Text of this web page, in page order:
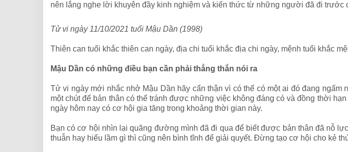
nên lắng nghe lời khuyên đầy kinh nghiệm và kiến thức từ những người đã đi trước
Tử vi ngày 11/10/2021 tuổi Mậu Dần (1998)
Thiên can tuổi khắc thiên can ngày, địa chi tuổi khắc địa chi ngày, mệnh tuổi khắc
Mậu Dần có những điều bạn cần phải thẳng thắn nói ra
Tử vi ngày mới nhắc nhở Mậu Dần hãy cẩn thận vì có thể có một ai đó đang
một chút để bản thân có thể tránh được những việc không đáng có và đồng thời
ngày hôm nay có cơ hội gia tăng trong khoảng thời gian này.
Bạn có cơ hội nhìn lại quãng đường mình đã đi qua để biết được bản thân đã nỗ
thuẫn hay hiểu lầm gì thì cũng nên bình tĩnh để giải quyết. Đừng tạo cơ hội cho kẻ